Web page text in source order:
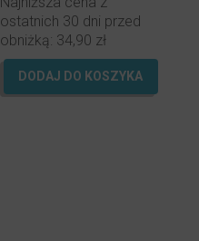
wynosiła:
39,90zł.
ostatnich 30 dni przed
obniżką: 34,90 zł
DODAJ DO KOSZYKA